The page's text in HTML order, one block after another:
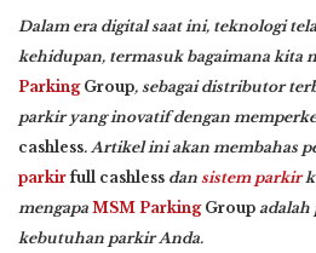
Dalam era digital saat ini, teknologi
kehidupan, termasuk bagaimana kita
ParkingGroup, sebagai distributor
parkir yang inovatif dengan
cashless. Artikel ini akan membahas
parkirfull cashless dan sistem parkir
mengapa MSM ParkingGroup
kebutuhan parkir Anda.